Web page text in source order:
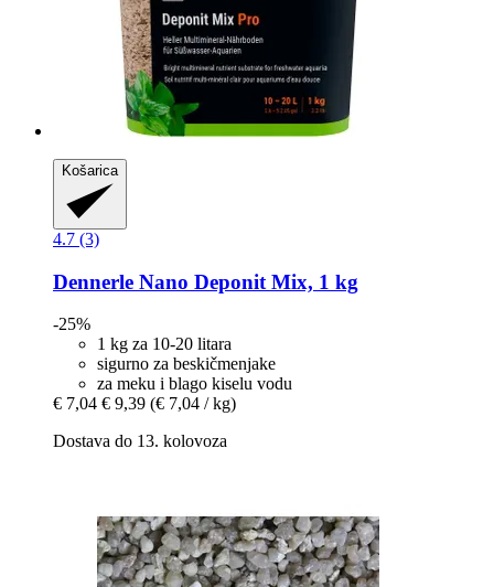
Košarica
4.7 (3)
Dennerle Nano Deponit Mix, 1 kg
-25%
1 kg za 10-20 litara
sigurno za beskičmenjake
za meku i blago kiselu vodu
€ 7,04 € 9,39 (€ 7,04 / kg)
Dostava do 13. kolovoza